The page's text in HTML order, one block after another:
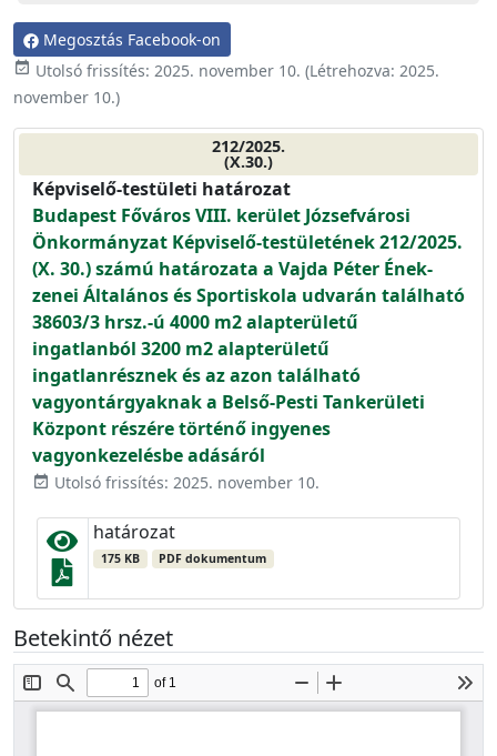
Megosztás Facebook-on
event_available Utolsó frissítés: 2025. november 10. (Létrehozva: 2025.
november 10.)
212/2025.
(X.30.)
Képviselő-testületi határozat
Budapest Főváros VIII. kerület Józsefvárosi
Önkormányzat Képviselő-testületének 212/2025.
(X. 30.) számú határozata a Vajda Péter Ének-
zenei Általános és Sportiskola udvarán található
38603/3 hrsz.-ú 4000 m2 alapterületű
ingatlanból 3200 m2 alapterületű
ingatlanrésznek és az azon található
vagyontárgyaknak a Belső-Pesti Tankerületi
Központ részére történő ingyenes
vagyonkezelésbe adásáról
event_available Utolsó frissítés: 2025. november 10.
határozat
175 KB PDF dokumentum
Betekintő nézet